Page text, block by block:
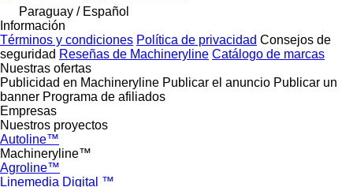
Paraguay / Español
Información
Términos y condiciones Política de privacidad Consejos de
seguridad Reseñas de Machineryline Catálogo de marcas
Nuestras ofertas
Publicidad en Machineryline Publicar el anuncio Publicar un
banner Programa de afiliados
Empresas
Nuestros proyectos
Autoline™
Machineryline™
Agroline™
Linemedia Digital ™